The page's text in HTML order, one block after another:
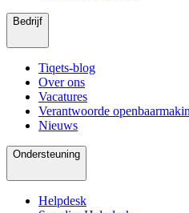
Bedrijf
Tiqets-blog
Over ons
Vacatures
Verantwoorde
Nieuws
Ondersteuning
Helpdesk